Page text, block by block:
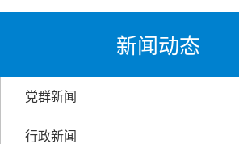
新闻动态
党群新闻
行政新闻